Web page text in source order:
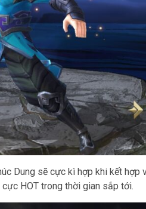
Dung sẽ cực kì hợp khi kết hợp
HOT trong thời gian sắp tới.